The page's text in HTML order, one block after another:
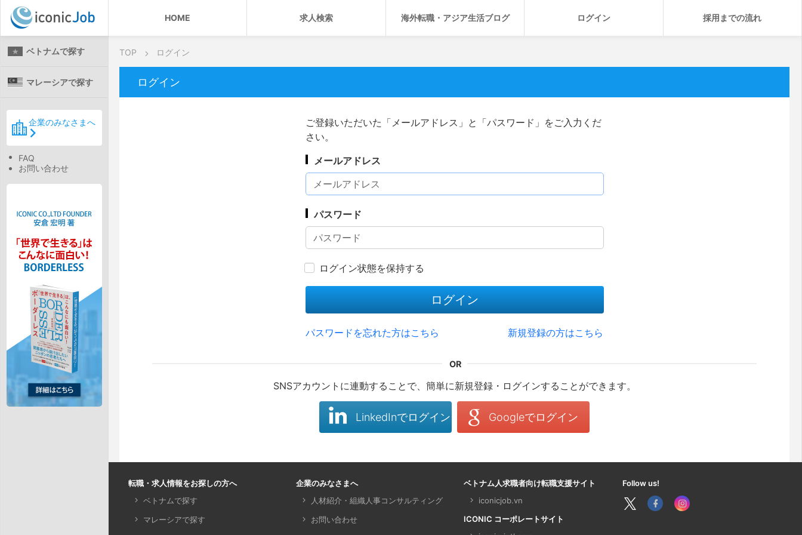
HOME 求人検索 海外転職・アジア生活ブログ ログイン 採用までの流れ
ベトナムで探す
マレーシアで探す
企業のみなさまへ
FAQ
お問い合わせ
TOP ログイン
ログイン
ご登録いただいた「メールアドレス」と「パスワード」をご入力くだ
さい。
メールアドレス
パスワード
ログイン状態を保持する
ログイン
パスワードを忘れた方はこちら 新規登録の方はこちら
SNSアカウントに連動することで、簡単に新規登録・ログインすることができます。
LinkedInでログイン Googleでログイン
転職・求人情報をお探しの方へ
ベトナムで探す
マレーシアで探す
企業のみなさまへ
人材紹介・組織人事コンサルティング
お問い合わせ
ベトナム人求職者向け転職支援サイト
iconicjob.vn
ICONIC コーポレートサイト
Follow us!